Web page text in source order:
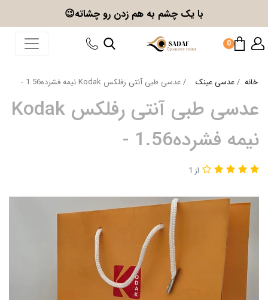
با یک چشم به هم زدن رو چشاته😉
0
خانه عدسی عینک عدسی طبی آنتی رفلکس Kodak نیمه فشرده1.56 -
عدسی طبی آنتی رفلکس Kodak
نیمه فشرده1.56 -
از 1